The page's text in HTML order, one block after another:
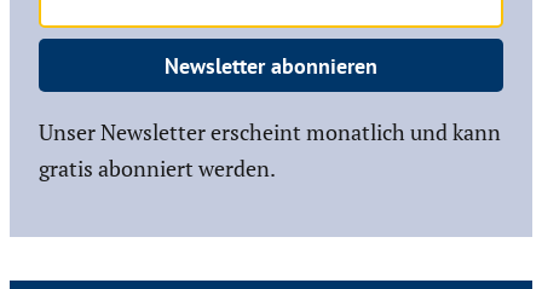
Newsletter abonnieren
Unser Newsletter erscheint monatlich und kann
gratis abonniert werden.